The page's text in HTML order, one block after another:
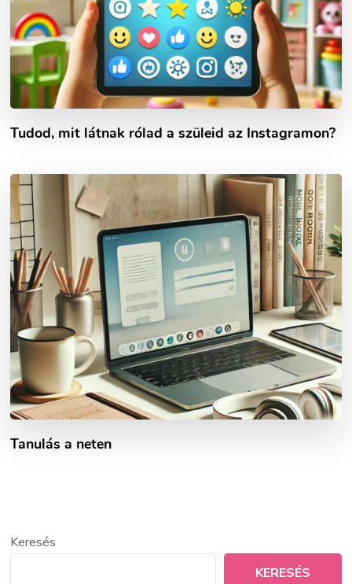
Tudod, mit látnak rólad a szüleid az Instagramon?
Tanulás a neten
Keresés
KERESÉS